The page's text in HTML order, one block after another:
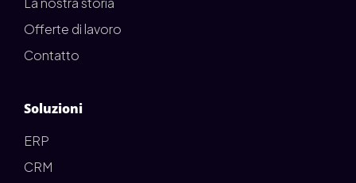
Offerte di lavoro
Contatto
Soluzioni
ERP
CRM